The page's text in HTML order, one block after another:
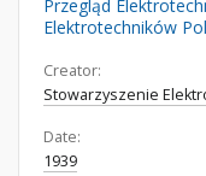
Przegląd
Elektrotechników
Creator:
Stowarzyszenie
Date:
1939